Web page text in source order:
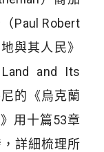
Paul Robert
與其人民》
and Its
的《烏克蘭
用十篇53章
詳細梳理所